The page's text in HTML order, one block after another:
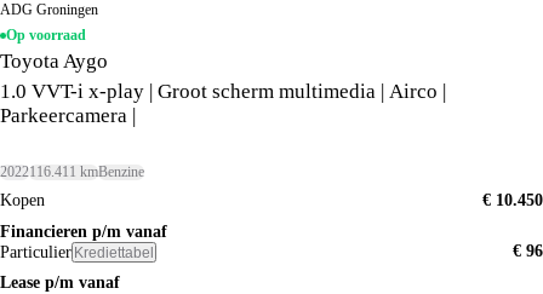
ADG Groningen
Op voorraad
Toyota Aygo
1.0 VVT-i x-play | Groot scherm multimedia | Airco |
Parkeercamera |
2022116.411 kmBenzine
Kopen
€ 10.450
Financieren p/m vanaf
Particulier Krediettabel
€ 96
Lease p/m vanaf